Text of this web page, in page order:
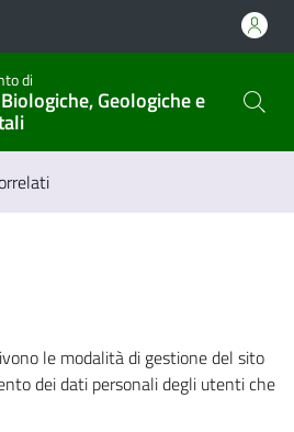
di
Geologiche e
le modalità di gestione del sito
dei dati personali degli utenti che